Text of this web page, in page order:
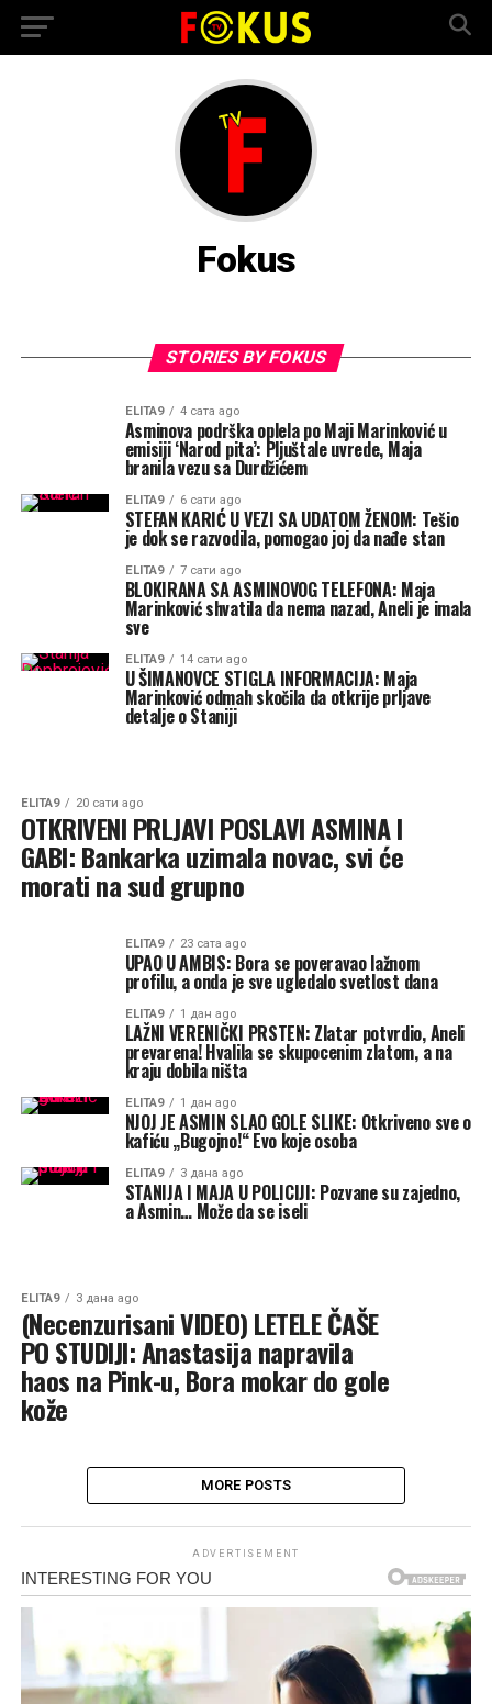
Fokus
STORIES BY FOKUS
ELITA9 4 сата ago
Asminova podrška oplela po Maji Marinković u
emisiji ‘Narod pita’: Pljuštale uvrede, Maja
branila vezu sa Durdžićem
ELITA9 6 сати ago
STEFAN KARIĆ U VEZI SA UDATOM ŽENOM: Tešio
je dok se razvodila, pomogao joj da nađe stan
ELITA9 7 сати ago
BLOKIRANA SA ASMINOVOG TELEFONA: Maja
Marinković shvatila da nema nazad, Aneli je imala
sve
ELITA9 14 сати ago
U ŠIMANOVCE STIGLA INFORMACIJA: Maja
Marinković odmah skočila da otkrije prljave
detalje o Staniji
ELITA9 20 сати ago
OTKRIVENI PRLJAVI POSLAVI ASMINA I
GABI: Bankarka uzimala novac, svi će
morati na sud grupno
ELITA9 23 сата ago
UPAO U AMBIS: Bora se poveravao lažnom
profilu, a onda je sve ugledalo svetlost dana
ELITA9 1 дан ago
LAŽNI VERENIČKI PRSTEN: Zlatar potvrdio, Aneli
prevarena! Hvalila se skupocenim zlatom, a na
kraju dobila ništa
ELITA9 1 дан ago
NJOJ JE ASMIN SLAO GOLE SLIKE: Otkriveno sve o
kafiću „Bugojno!“ Evo koje osoba
ELITA9 3 дана ago
STANIJA I MAJA U POLICIJI: Pozvane su zajedno,
a Asmin… Može da se iseli
ELITA9 3 дана ago
(Necenzurisani VIDEO) LETELE ČAŠE
PO STUDIJI: Anastasija napravila
haos na Pink-u, Bora mokar do gole
kože
MORE POSTS
ADVERTISEMENT